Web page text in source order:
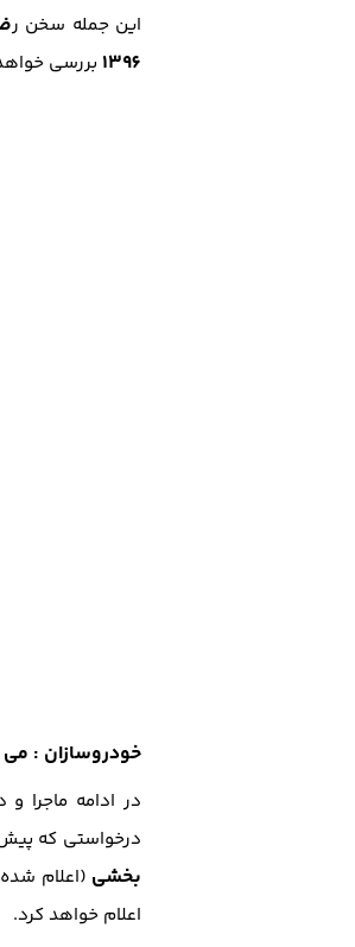
این جمله سخن ر
1396 بررسی
خودروسازان :
در ادامه ماجرا و
درخواستی که پیش بینی
بخشی (اعلام
اعلام خواهد کرد.